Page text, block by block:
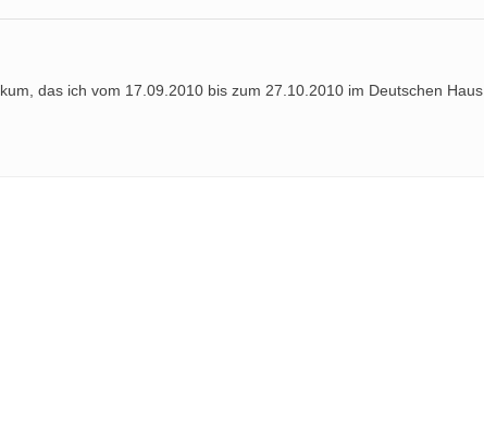
das ich vom 17.09.2010 bis zum 27.10.2010 im Deutschen Haus